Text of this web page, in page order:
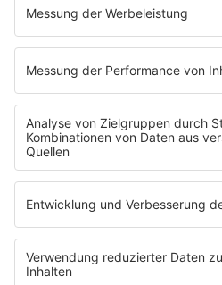
Service
Datenschutz
Impressum
Werbung buchen
Presse
Teilnahmebedingungen
Kontakt
Partner